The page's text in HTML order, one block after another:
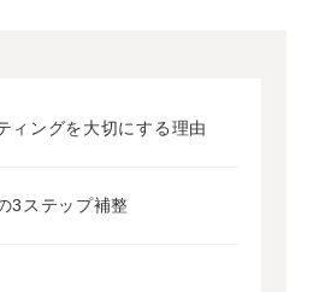
ィングを大切にする理由
3ステップ補整